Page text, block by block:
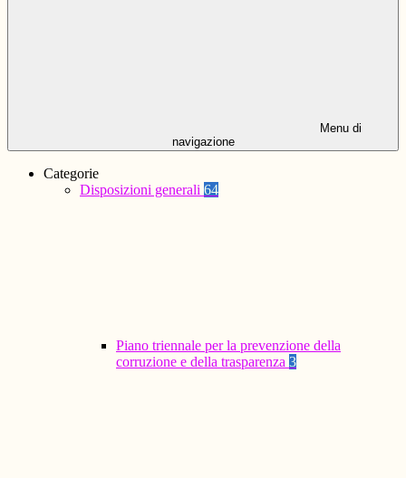
Menu di
navigazione
Categorie
Disposizioni generali 64
Piano triennale per la prevenzione della
corruzione e della trasparenza 3